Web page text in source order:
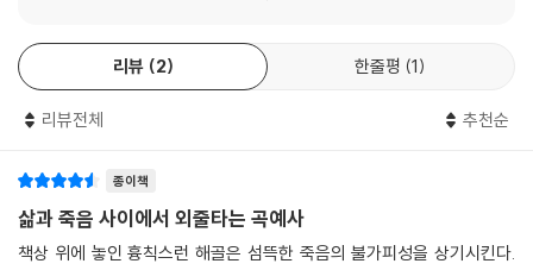
듣느다. 이 공간을 가로지르라고 암흑의 왕자 곤충들은 그들의 큰 턱을 재
촉한다. 이 곳에서 두브의 두 손은 활짝 펴지고, 살을 벗어버린 뼈들은 덩치
큰 거미가 불 밝히는 잿빛 거미줄로 변모되도다.
리뷰 2 한줄평 1
리뷰전체 추천순
종이책
삶과 죽음 사이에서 외줄타는 곡예사
책상 위에 놓인 흉칙스런 해골은 섬뜩한 죽음의 불가피성을 상기시킨다.